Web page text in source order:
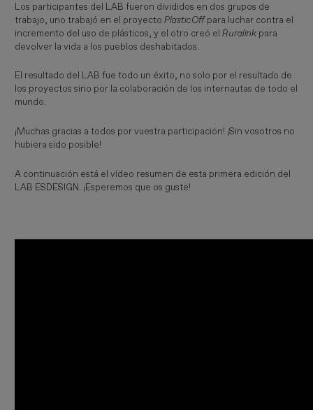
Los participantes del LAB fueron divididos en dos grupos de
trabajo, uno trabajó en el proyectoPlasticOffpara luchar contra el
incremento del uso de plásticos, y el otro creó elRuralink para
devolver la vida a los pueblos deshabitados.
El resultado del LAB fue todo un éxito, no solo por el resultado de
los proyectos sino por la colaboración de los internautas de todo el
mundo.
¡Muchas gracias a todos por vuestra participación! ¡Sin vosotros no
hubiera sido posible!
A continuación está el vídeo resumen de esta primera edición del
LAB ESDESIGN. ¡Esperemos que os guste!